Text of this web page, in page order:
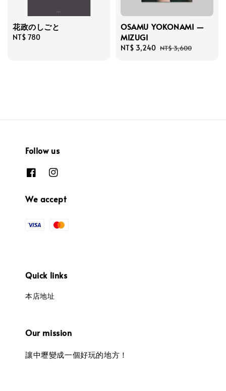
花政のしごと
Regular
NT$ 780
OSAMU YOKONAMI —
MIZUGI
Sale
NT$ 3,240 Regular
NT$ 3,600
Follow us
We accept
Quick links
本店地址
Our mission
讓中壢變成一個好玩的地方！